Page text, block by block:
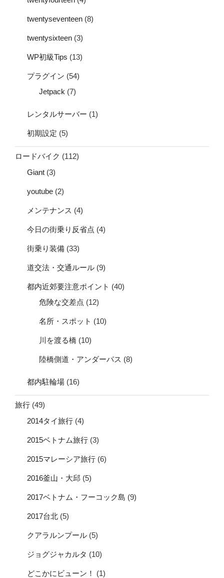
twentyseventeen (8)
twentysixteen (3)
WP初級Tips (13)
プラグイン (54)
Jetpack (7)
レンタルサーバー (1)
初期設定 (5)
ロードバイク (112)
Giant (3)
youtube (2)
メンテナンス (4)
今日の街乗り反省点 (4)
街乗り装備 (33)
道交法・交通ルール (9)
都内近郊要注意ポイント (40)
危険な交差点 (12)
名所・スポット (10)
川を渡る橋 (10)
陸橋側道・アンダーパス (8)
都内駐輪場 (16)
旅行 (49)
2014タイ旅行 (4)
2015ベトナム旅行 (3)
2015マレーシア旅行 (6)
2016釜山・大邱 (5)
2017ベトナム・フーコック島 (9)
2017台北 (5)
クアラルンプール (5)
ジョグジャカルタ (10)
どこかにビューン！ (1)